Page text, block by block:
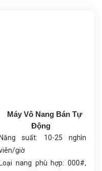
Máy Vô Nang Bán Tự
Động
Năng suất: 10-25 nghìn
giờ
Loại nang phù hợp: 000#,